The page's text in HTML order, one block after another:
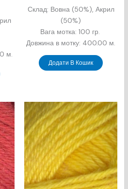
м.
Склад: Вовна (50%), Акрил
(50%)
Вага мотка: 100 гр.
Довжина в мотку: 400.00 м.
Додати В Кошик